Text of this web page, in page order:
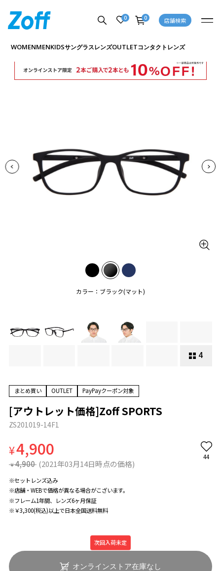
0 0 店舗検索
WOMENMENKIDSサングラスレンズOUTLETコンタクトレンズ
カラー：ブラック(マット)
4
商品詳細ページへ
まとめ買い OUTLET PayPayクーポン対象
[アウトレット価格]Zoff SPORTS
ZS201019-14F1
¥4,900
¥ 4,900 (2021年03月14日時点の価格)
44
※セットレンズ込み
※店舗・WEBで価格が異なる場合がこざいます。
※フレーム1年間、レンズ6ヶ月保証
※￥3,300(税込)以上で日本全国送料無料
次回入荷未定
オンラインストア在庫なし